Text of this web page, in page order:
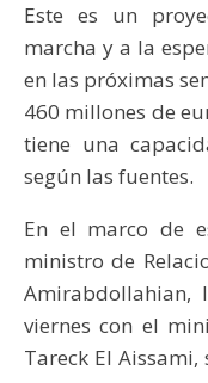
Este es un
marcha y a la
en las próximas
460 millones de
tiene una
según las fuentes.
En el marco de
ministro de
Amirabdollahian,
viernes con el
Tareck El